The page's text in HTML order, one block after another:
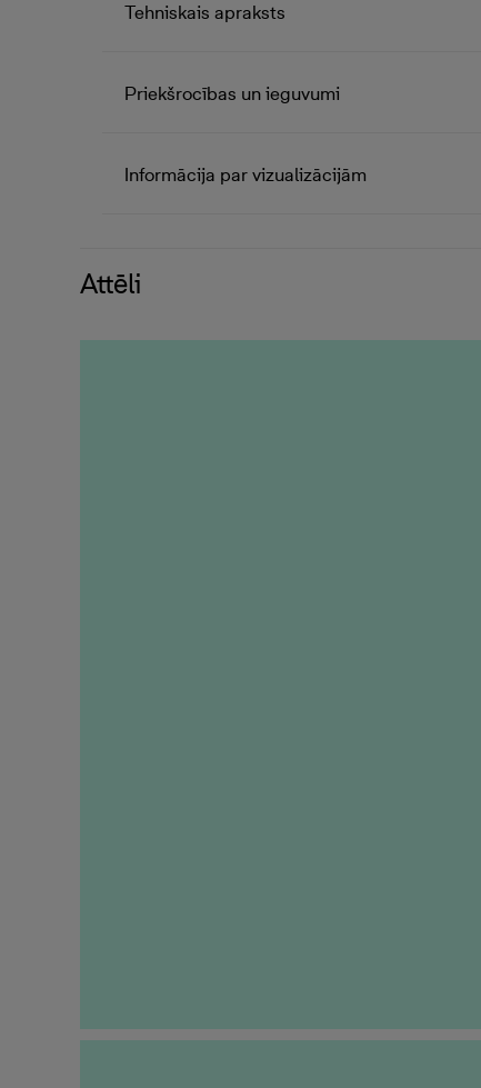
Tehniskais apraksts
Priekšrocības un ieguvumi
Informācija par vizualizācijām
Attēli